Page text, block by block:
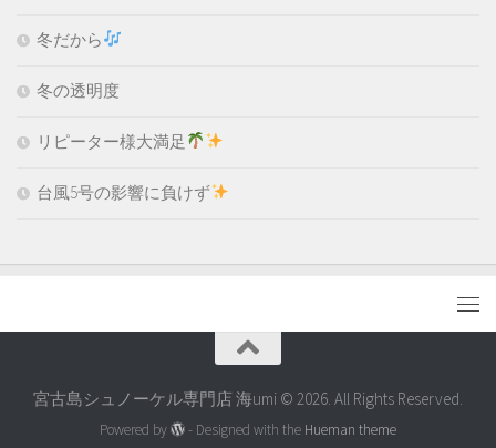
冬だから
冬の透明度
リピーター様大満足
台風5号の影響に負けず
宮古島シュノーケル専門店 海umi © 2026. All Rights Reserved.
Powered by - Designed with the Hueman theme